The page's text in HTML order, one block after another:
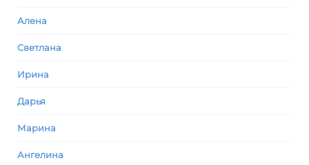
Алена
Светлана
Ирина
Дарья
Марина
Ангелина